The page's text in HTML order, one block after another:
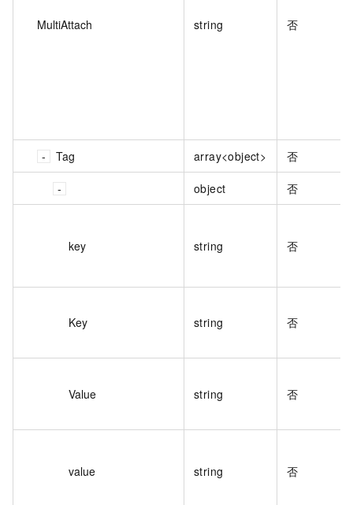
MultiAttach string 否
Tag array<object> 否
object 否
key string 否
Key string 否
Value string 否
value string 否